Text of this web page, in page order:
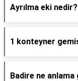
Ayrılma eki nedir?
1 konteyner
Badire ne anlama